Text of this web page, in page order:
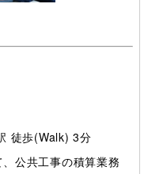
徒歩(Walk) 3分
公共工事の積算業務